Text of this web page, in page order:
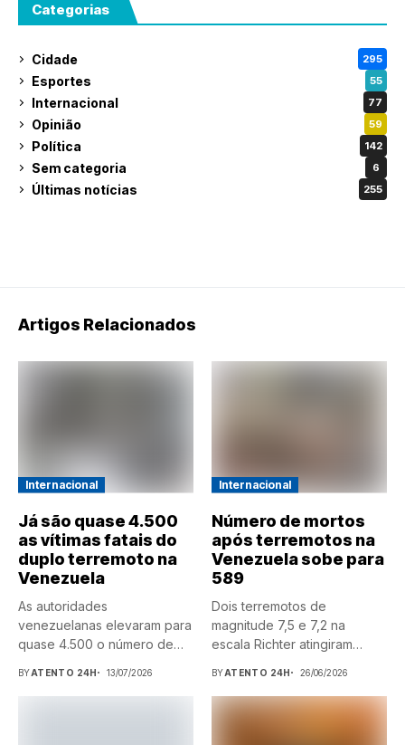
Categorias
Cidade 295
Esportes 55
Internacional 77
Opinião 59
Política 142
Sem categoria 6
Últimas notícias 255
Artigos Relacionados
Internacional
Já são quase 4.500
as vítimas fatais do
duplo terremoto na
Venezuela
As autoridades
venezuelanas elevaram para
quase 4.500 o número de
BYATENTO 24H 13/07/2026
Internacional
Número de mortos
após terremotos na
Venezuela sobe para
589
Dois terremotos de
magnitude 7,5 e 7,2 na
escala Richter atingiram
BYATENTO 24H 26/06/2026